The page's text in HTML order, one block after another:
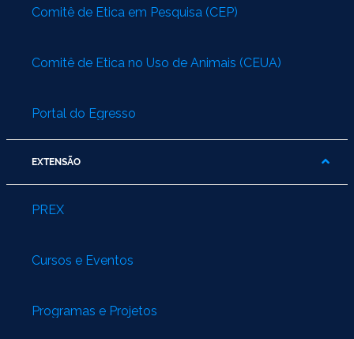
Comitê de Ética em Pesquisa (CEP)
Comitê de Ética no Uso de Animais (CEUA)
Portal do Egresso
EXTENSÃO
PREX
Cursos e Eventos
Programas e Projetos